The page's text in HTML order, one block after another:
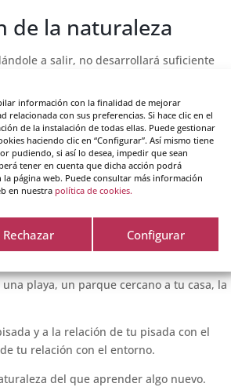
información con la finalidad de mejorar
con sus preferencias. Si hace clic en el
de la instalación de todas ellas. Puede gestionar
haciendo clic en “Configurar”. Así mismo tiene
pudiendo, si así lo desea, impedir que sean
tener en cuenta que dicha acción podrá
página web. Puede consultar más información
en nuestra política de cookies.
Rechazar Configurar
de la naturaleza
a salir, no desarrollará suficiente
descubre tus recursos, conecta con
fuerza que necesitas para conseguirlo
en tu vida. Reconecta con la
en ti, momento a momento, y a
que has recuperado la posibilidad de
naturaleza.
playa, un parque cercano a tu casa, la
y a la relación de tu pisada con el
tu relación con el entorno.
del que aprender algo nuevo.